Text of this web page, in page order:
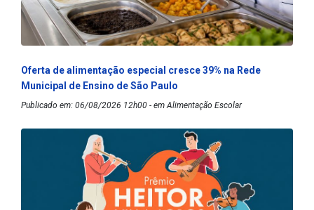
Oferta de alimentação especial cresce 39% na Rede
Municipal de Ensino de São Paulo
Publicado em: 06/08/2026 12h00 - em Alimentação Escolar